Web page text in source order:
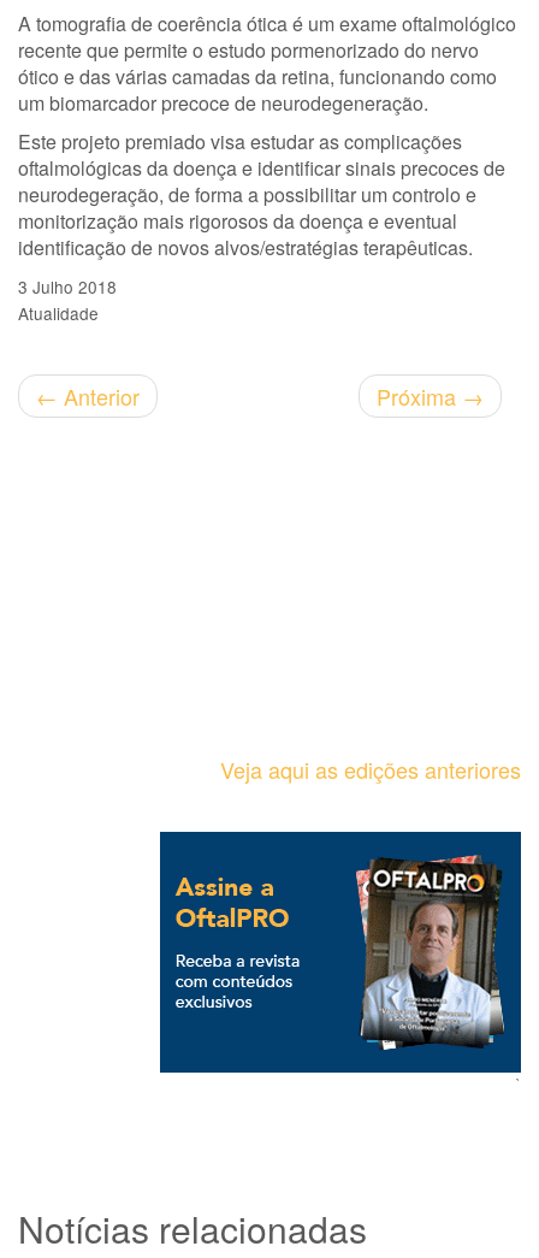
A tomografia de coerência ótica é um exame oftalmológico
recente que permite o estudo pormenorizado do nervo
ótico e das várias camadas da retina, funcionando como
um biomarcador precoce de neurodegeneração.
Este projeto premiado visa estudar as complicações
oftalmológicas da doença e identificar sinais precoces de
neurodegeração, de forma a possibilitar um controlo e
monitorização mais rigorosos da doença e eventual
identificação de novos alvos/estratégias terapêuticas.
3 Julho 2018
Atualidade
← Anterior Próxima →
Veja aqui as edições anteriores
`
Notícias relacionadas